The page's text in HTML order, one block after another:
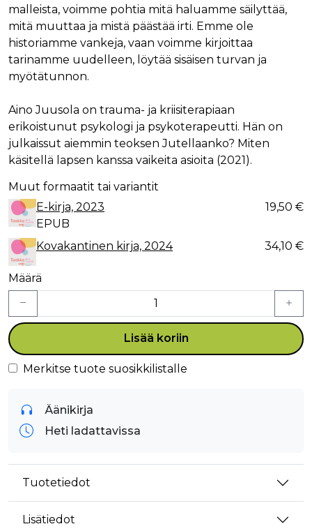
malleista, voimme pohtia mitä haluamme säilyttää,
mitä muuttaa ja mistä päästää irti. Emme ole
historiamme vankeja, vaan voimme kirjoittaa
tarinamme uudelleen, löytää sisäisen turvan ja
myötätunnon.
Aino Juusola on trauma- ja kriisiterapiaan
erikoistunut psykologi ja psykoterapeutti. Hän on
julkaissut aiemmin teoksen Jutellaanko? Miten
käsitellä lapsen kanssa vaikeita asioita (2021).
Muut formaatit tai variantit
E-kirja, 2023
EPUB
19,50 €
Kovakantinen kirja, 2024 34,10 €
Määrä
Lisää koriin
Merkitse tuote suosikkilistalle
Äänikirja
Heti ladattavissa
Tuotetiedot
Lisätiedot